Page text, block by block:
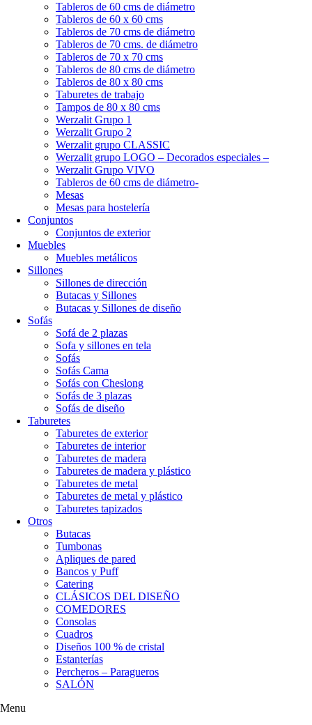
Tableros de 60 cms de diámetro
Tableros de 60 x 60 cms
Tableros de 70 cms de diámetro
Tableros de 70 cms. de diámetro
Tableros de 70 x 70 cms
Tableros de 80 cms de diámetro
Tableros de 80 x 80 cms
Taburetes de trabajo
Tampos de 80 x 80 cms
Werzalit Grupo 1
Werzalit Grupo 2
Werzalit grupo CLASSIC
Werzalit grupo LOGO – Decorados especiales –
Werzalit Grupo VIVO
Tableros de 60 cms de diámetro-
Mesas
Mesas para hostelería
Conjuntos
Conjuntos de exterior
Muebles
Muebles metálicos
Sillones
Sillones de dirección
Butacas y Sillones
Butacas y Sillones de diseño
Sofás
Sofá de 2 plazas
Sofa y sillones en tela
Sofás
Sofás Cama
Sofás con Cheslong
Sofás de 3 plazas
Sofás de diseño
Taburetes
Taburetes de exterior
Taburetes de interior
Taburetes de madera
Taburetes de madera y plástico
Taburetes de metal
Taburetes de metal y plástico
Taburetes tapizados
Otros
Butacas
Tumbonas
Apliques de pared
Bancos y Puff
Catering
CLÁSICOS DEL DISEÑO
COMEDORES
Consolas
Cuadros
Diseños 100 % de cristal
Estanterías
Percheros – Paragueros
SALÓN
Menu